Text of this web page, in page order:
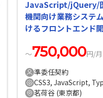
JavaScript/jQuery/
機関向け業務システ
けるフロントエンド
〜750,000円/月
準委任契約
茗荷谷 (東京都)